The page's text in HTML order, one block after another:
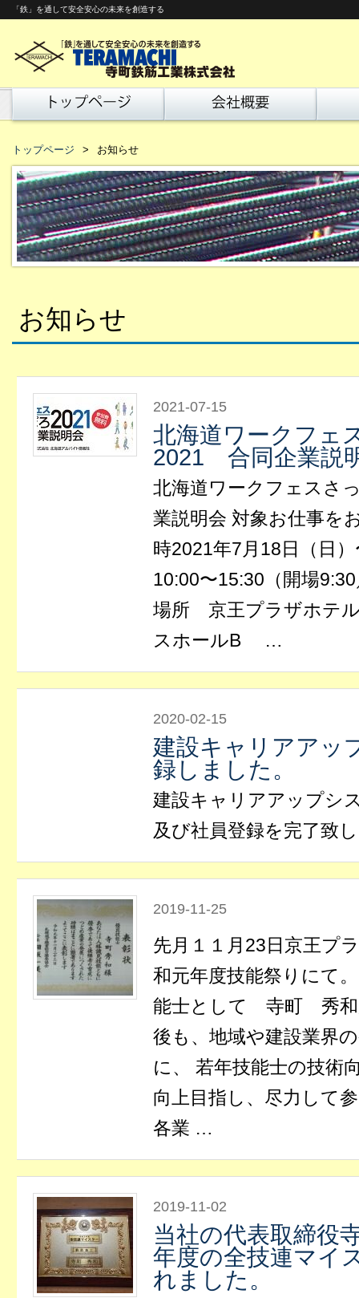
「鉄」を通して安全安心の未来を創造する
トップページ お知らせ
お知らせ
2021-07-15
北海道ワークフェ
2021 合同企業説
北海道ワークフェスさ
業説明会 対象お仕事を
時2021年7月18日（日
10:00〜15:30（開場
場所 京王プラザホテ
スホールB …
2020-02-15
建設キャリアアッ
録しました。
建設キャリアアップシ
及び社員登録を完了致
2019-11-25
先月１１月23日京王プ
和元年度技能祭りにて
能士として 寺町 秀和
後も、地域や建設業界
に、 若年技能士の技術
向上目指し、尽力して
各業 …
2019-11-02
当社の代表取締役
年度の全技連マイ
れました。